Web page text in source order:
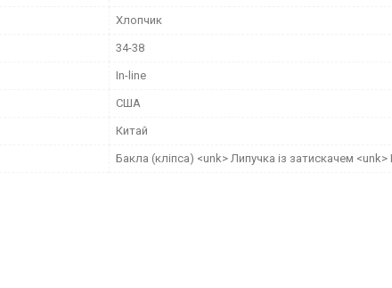
Хлопчик
34-38
In-line
США
Китай
Бакла (кліпса) <unk> Липучка із затискачем